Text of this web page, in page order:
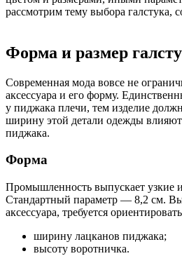
рассмотрим тему выбора галстука,
Форма и размер
Современная мода вовсе не
аксессуара и его форму.
у пиджака плечи, тем изделие
ширину этой детали одежды
пиджака.
Форма
Промышленность выпускает узкие
Стандартный параметр — 8,2 см.
аксессуара, требуется
ширину лацканов пиджака;
высоту воротничка.